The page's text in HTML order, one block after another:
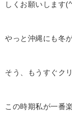
しくお願いします
やっと沖縄にも冬
そう、もうすぐク
この時期私が一番